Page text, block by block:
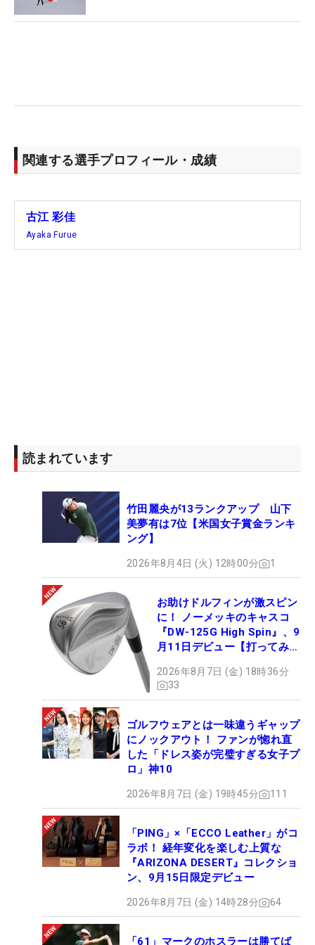
に、2014年から始まった5つのメジャー大会で最も
続いている。なお、同賞の受賞者はメジャー最終戦
関連する選手プロフィール・成績
古江 彩佳
Ayaka Furue
読まれています
竹田麗央が13ランクアップ 山下
美夢有は7位【米国女子賞金ランキ
ング】
2026年8月4日 (火) 12時00分 1
お助けドルフィンが激スピン
に！ ノーメッキのキャスコ
『DW-125G High Spin』、9
月11日デビュー【打ってみ
2026年8月7日 (金) 18時36分
33
ゴルフウェアとは一味違うギャップ
にノックアウト！ ファンが惚れ直
した「ドレス姿が完璧すぎる女子プ
ロ」神10
2026年8月7日 (金) 19時45分 111
「PING」×「ECCO Leather」がコ
ラボ！ 経年変化を楽しむ上質な
『ARIZONA DESERT』コレクショ
ン、9月15日限定デビュー
2026年8月7日 (金) 14時28分 64
「61」マークのホスラーは勝てば